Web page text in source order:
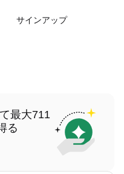
サインアップ
最大711
る